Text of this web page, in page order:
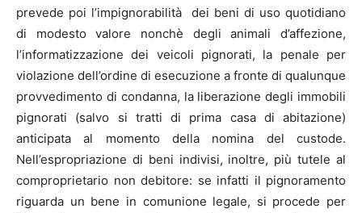
prevede poi l’impignorabilità dei beni di uso quotidiano
di modesto valore nonchè degli animali d’affezione,
l’informatizzazione dei veicoli pignorati, la penale per
violazione dell’ordine di esecuzione a fronte di qualunque
provvedimento di condanna, la liberazione degli immobili
pignorati (salvo si tratti di prima casa di abitazione)
anticipata al momento della nomina del custode.
Nell’espropriazione di beni indivisi, inoltre, più tutele al
comproprietario non debitore: se infatti il pignoramento
riguarda un bene in comunione legale, si procede per